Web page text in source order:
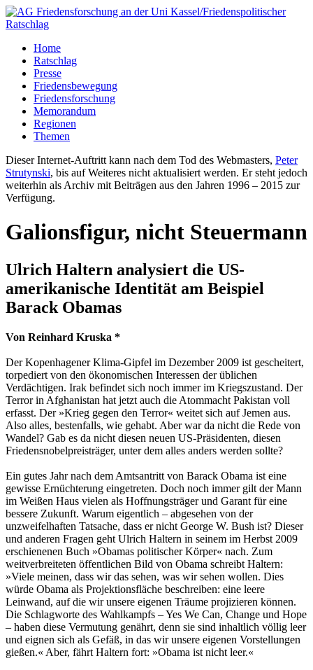
Home
Ratschlag
Presse
Friedensbewegung
Friedensforschung
Memorandum
Regionen
Themen
Dieser Internet-Auftritt kann nach dem Tod des Webmasters, Peter
Strutynski, bis auf Weiteres nicht aktualisiert werden. Er steht jedoch
weiterhin als Archiv mit Beiträgen aus den Jahren 1996 – 2015 zur
Verfügung.
Galionsfigur, nicht Steuermann
Ulrich Haltern analysiert die US-
amerikanische Identität am Beispiel
Barack Obamas
Von Reinhard Kruska *
Der Kopenhagener Klima-Gipfel im Dezember 2009 ist gescheitert,
torpediert von den ökonomischen Interessen der üblichen
Verdächtigen. Irak befindet sich noch immer im Kriegszustand. Der
Terror in Afghanistan hat jetzt auch die Atommacht Pakistan voll
erfasst. Der »Krieg gegen den Terror« weitet sich auf Jemen aus.
Also alles, bestenfalls, wie gehabt. Aber war da nicht die Rede von
Wandel? Gab es da nicht diesen neuen US-Präsidenten, diesen
Friedensnobelpreisträger, unter dem alles anders werden sollte?
Ein gutes Jahr nach dem Amtsantritt von Barack Obama ist eine
gewisse Ernüchterung eingetreten. Doch noch immer gilt der Mann
im Weißen Haus vielen als Hoffnungsträger und Garant für eine
bessere Zukunft. Warum eigentlich – abgesehen von der
unzweifelhaften Tatsache, dass er nicht George W. Bush ist? Dieser
und anderen Fragen geht Ulrich Haltern in seinem im Herbst 2009
erschienenen Buch »Obamas politischer Körper« nach. Zum
weitverbreiteten öffentlichen Bild von Obama schreibt Haltern:
»Viele meinen, dass wir das sehen, was wir sehen wollen. Dies
würde Obama als Projektionsfläche beschreiben: eine leere
Leinwand, auf die wir unsere eigenen Träume projizieren können.
Die Schlagworte des Wahlkampfs – Yes We Can, Change und Hope
– haben diese Vermutung genährt, denn sie sind inhaltlich völlig leer
und eignen sich als Gefäß, in das wir unsere eigenen Vorstellungen
gießen.« Aber, fährt Haltern fort: »Obama ist nicht leer.«